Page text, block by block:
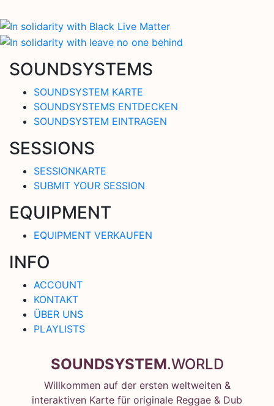
SOUNDSYSTEMS
SOUNDSYSTEM KARTE
SOUNDSYSTEMS ENTDECKEN
SOUNDSYSTEM EINTRAGEN
SESSIONS
SESSIONKARTE
SUBMIT YOUR SESSION
EQUIPMENT
EQUIPMENT VERKAUFEN
INFO
ACCOUNT
KONTAKT
ÜBER UNS
PLAYLISTS
SOUNDSYSTEM.WORLD
Willkommen auf der ersten weltweiten &
interaktiven Karte für originale Reggae & Dub